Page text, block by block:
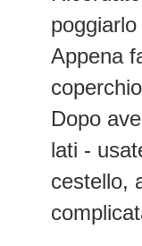
Appena
Dopo
lati -
cestello,